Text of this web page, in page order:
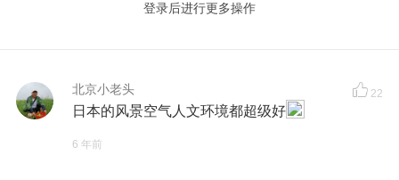
登录后进行更多操作
北京小老头 22
日本的风景空气人文环境都超级好
6 年前